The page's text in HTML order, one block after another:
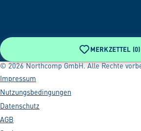
MERKZETTEL (0)
© 2026 Northcomp GmbH. Alle Rechte
Impressum
Nutzungsbedingungen
Datenschutz
AGB